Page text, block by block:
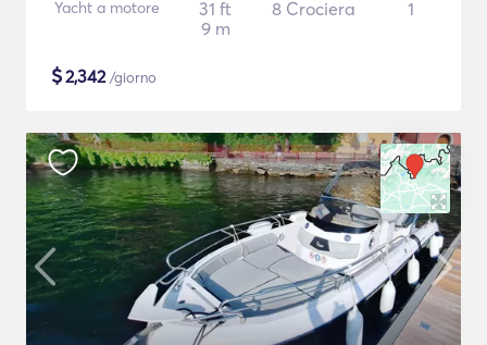
Yacht a motore
31 ft
9 m
8 Crociera 1
$2,342/giorno